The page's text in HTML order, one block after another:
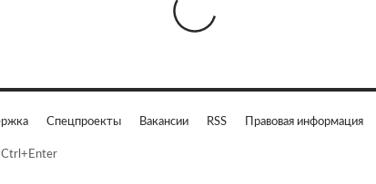
Спецпроекты Вакансии RSS Правовая информация
Ctrl+Enter